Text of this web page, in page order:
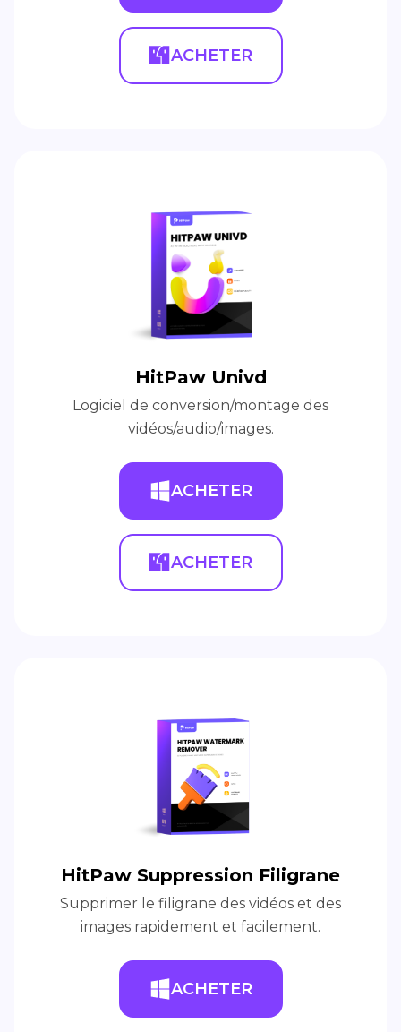
ACHETER
HitPaw Univd
Logiciel de conversion/montage des
vidéos/audio/images.
ACHETER
ACHETER
HitPaw Suppression Filigrane
Supprimer le filigrane des vidéos et des
images rapidement et facilement.
ACHETER